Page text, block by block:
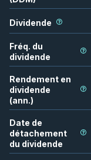
Dividende
Fréq. du
dividende
Rendement en
dividende
(ann.)
Date de
détachement
du dividende